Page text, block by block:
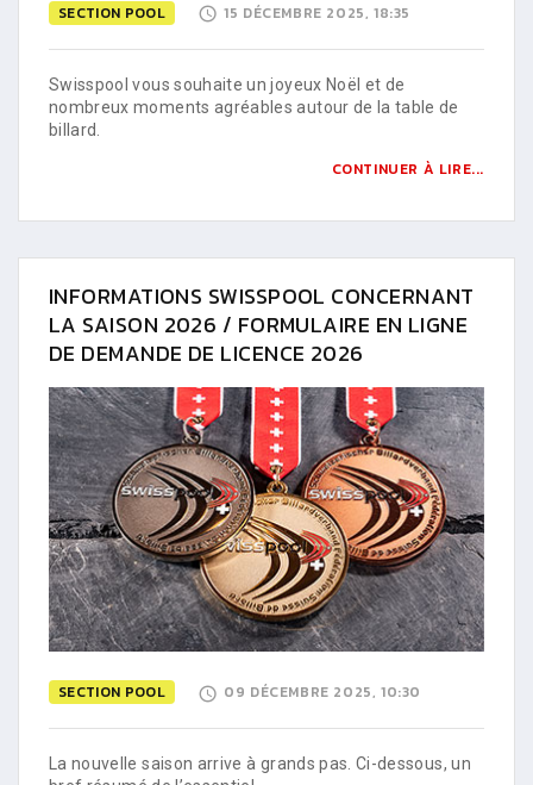
SECTION POOL 15 DÉCEMBRE 2025, 18:35
Swisspool vous souhaite un joyeux Noël et de
nombreux moments agréables autour de la table de
billard.
CONTINUER À LIRE...
INFORMATIONS SWISSPOOL CONCERNANT
LA SAISON 2026 / FORMULAIRE EN LIGNE
DE DEMANDE DE LICENCE 2026
SECTION POOL 09 DÉCEMBRE 2025, 10:30
La nouvelle saison arrive à grands pas. Ci-dessous, un